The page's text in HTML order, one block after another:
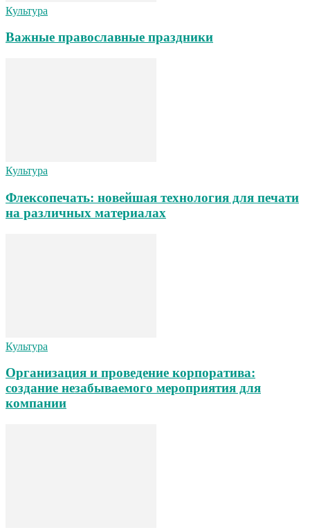
Культура
Важные православные праздники
Культура
Флексопечать: новейшая технология для печати
на различных материалах
Культура
Организация и проведение корпоратива:
создание незабываемого мероприятия для
компании